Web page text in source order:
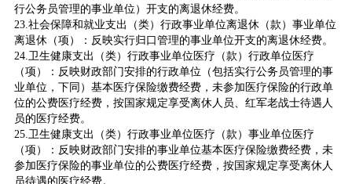
行公务员管理的事业单位）开支的离退休经费。
23.社会保障和就业支出（类）行政事业单位离退休（款）事业单位
离退休（项）：反映实行归口管理的事业单位开支的离退休经费。
24.卫生健康支出（类）行政事业单位医疗（款）行政单位医疗
（项）：反映财政部门安排的行政单位（包括实行公务员管理的事
业单位，下同）基本医疗保险缴费经费，未参加医疗保险的行政单
位的公费医疗经费，按国家规定享受离休人员、红军老战士待遇人
员的医疗经费。
25.卫生健康支出（类）行政事业单位医疗（款）事业单位医疗
（项）：反映财政部门安排的事业单位基本医疗保险缴费经费，未
参加医疗保险的事业单位的公费医疗经费，按国家规定享受离休人
员待遇的医疗经费。